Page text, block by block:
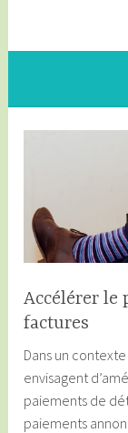
Accélérer le
factures
Dans un
envisagent
paiements de
paiements